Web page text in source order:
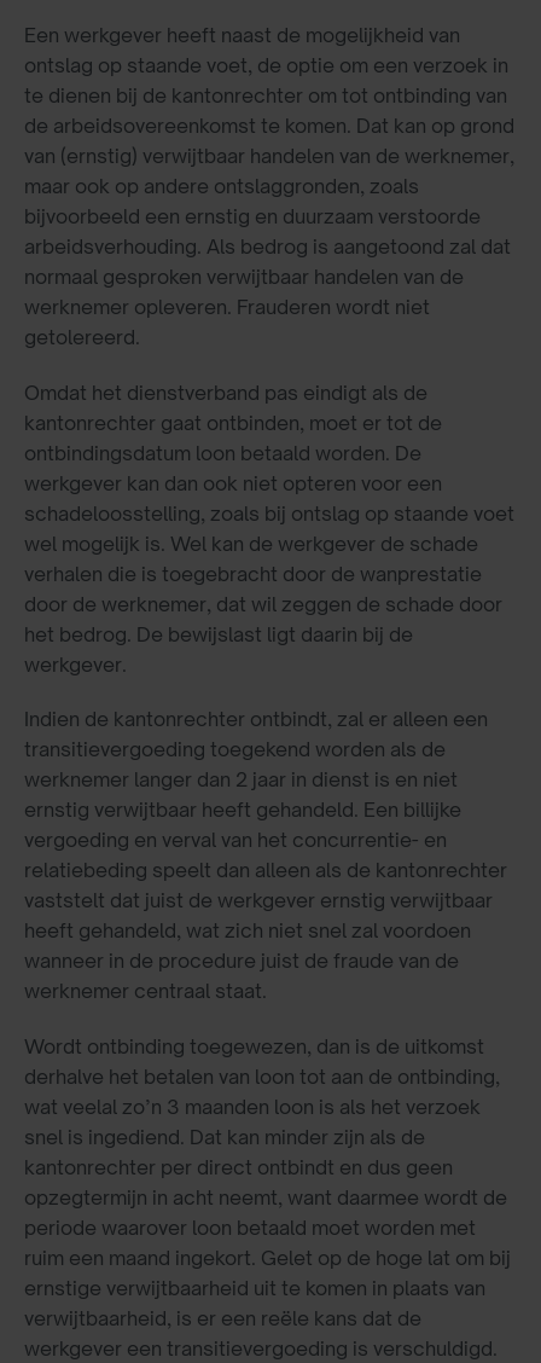
Een werkgever heeft naast de mogelijkheid van
ontslag op staande voet, de optie om een verzoek in
te dienen bij de kantonrechter om tot ontbinding van
de arbeidsovereenkomst te komen. Dat kan op grond
van (ernstig) verwijtbaar handelen van de werknemer,
maar ook op andere ontslaggronden, zoals
bijvoorbeeld een ernstig en duurzaam verstoorde
arbeidsverhouding. Als bedrog is aangetoond zal dat
normaal gesproken verwijtbaar handelen van de
werknemer opleveren. Frauderen wordt niet
getolereerd.
Omdat het dienstverband pas eindigt als de
kantonrechter gaat ontbinden, moet er tot de
ontbindingsdatum loon betaald worden. De
werkgever kan dan ook niet opteren voor een
schadeloosstelling, zoals bij ontslag op staande voet
wel mogelijk is. Wel kan de werkgever de schade
verhalen die is toegebracht door de wanprestatie
door de werknemer, dat wil zeggen de schade door
het bedrog. De bewijslast ligt daarin bij de
werkgever.
Indien de kantonrechter ontbindt, zal er alleen een
transitievergoeding toegekend worden als de
werknemer langer dan 2 jaar in dienst is en niet
ernstig verwijtbaar heeft gehandeld. Een billijke
vergoeding en verval van het concurrentie- en
relatiebeding speelt dan alleen als de kantonrechter
vaststelt dat juist de werkgever ernstig verwijtbaar
heeft gehandeld, wat zich niet snel zal voordoen
wanneer in de procedure juist de fraude van de
werknemer centraal staat.
Wordt ontbinding toegewezen, dan is de uitkomst
derhalve het betalen van loon tot aan de ontbinding,
wat veelal zo’n 3 maanden loon is als het verzoek
snel is ingediend. Dat kan minder zijn als de
kantonrechter per direct ontbindt en dus geen
opzegtermijn in acht neemt, want daarmee wordt de
periode waarover loon betaald moet worden met
ruim een maand ingekort. Gelet op de hoge lat om bij
ernstige verwijtbaarheid uit te komen in plaats van
verwijtbaarheid, is er een reële kans dat de
werkgever een transitievergoeding is verschuldigd.